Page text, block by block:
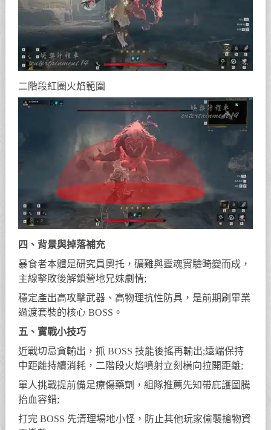
二階段紅圈火焰範圍
四、背景與掉落補充
暴食者本體是研究員奧托，礦難與靈魂實驗畸變而成，
主線擊敗後解鎖營地兄妹劇情;
穩定產出高攻擊武器、高物理抗性防具，是前期刷畢業
過渡套裝的核心 BOSS。
五、實戰小技巧
近戰切忌貪輸出，抓 BOSS 技能後搖再輸出;遠端保持
中距離持續消耗，二階段火焰噴射立刻橫向拉開距離;
單人挑戰提前備足療傷藥劑，組隊推薦先知帶庇護圖騰
抬血容錯;
打完 BOSS 先清理場地小怪，防止其他玩家偷襲搶物資